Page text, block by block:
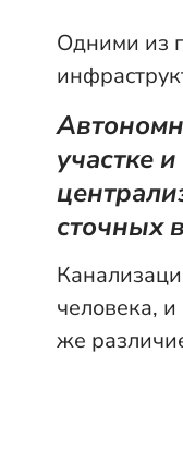
Одними из
участке
сточных
человека,
же